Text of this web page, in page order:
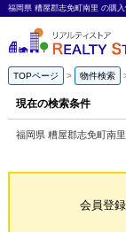
福岡県 糟屋郡志免町南里 の購
TOPページ 物件検索
現在の検索条件
福岡県 糟屋郡志免町南
会員登